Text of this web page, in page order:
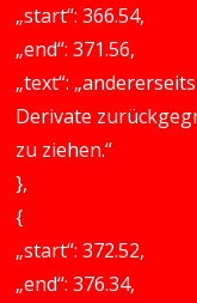
„start“: 366.54,
„end“: 371.56,
„text“:
Derivate
zu ziehen.“
},
{
„start“: 372.52,
„end“: 376.34,